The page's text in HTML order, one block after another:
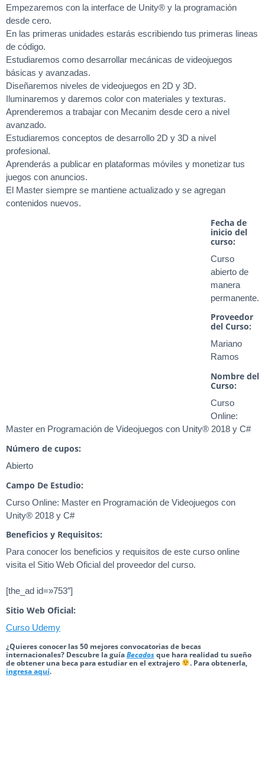
Empezaremos con la interface de Unity® y la programación
desde cero.
En las primeras unidades estarás escribiendo tus primeras lineas
de código.
Estudiaremos como desarrollar mecánicas de videojuegos
básicas y avanzadas.
Diseñaremos niveles de videojuegos en 2D y 3D.
Iluminaremos y daremos color con materiales y texturas.
Aprenderemos a trabajar con Mecanim desde cero a nivel
avanzado.
Estudiaremos conceptos de desarrollo 2D y 3D a nivel
profesional.
Aprenderás a publicar en plataformas móviles y monetizar tus
juegos con anuncios.
El Master siempre se mantiene actualizado y se agregan
contenidos nuevos.
Fecha de
inicio del
curso:
Curso
abierto de
manera
permanente.
Proveedor
del Curso:
Mariano
Ramos
Nombre del
Curso:
Curso
Online:
Master en Programación de Videojuegos con Unity® 2018 y C#
Número de cupos:
Abierto
Campo De Estudio:
Curso Online: Master en Programación de Videojuegos con
Unity® 2018 y C#
Beneficios y Requisitos:
Para conocer los beneficios y requisitos de este curso online
visita el Sitio Web Oficial del proveedor del curso.
[the_ad id=»753″]
Sitio Web Oficial:
Curso Udemy
¿Quieres conocer las 50 mejores convocatorias de becas
internacionales? Descubre la guíaBecadosque hara realidad tu sueño
de obtener una beca para estudiar en el extrajero
. Para obtenerla,
ingresa aquí.